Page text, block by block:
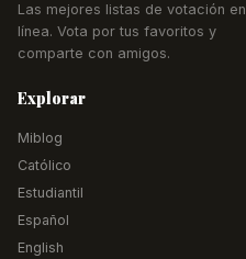
Las mejores listas de votación en
línea. Vota por tus favoritos y
comparte con amigos.
Explorar
Miblog
Católico
Estudiantil
Español
English